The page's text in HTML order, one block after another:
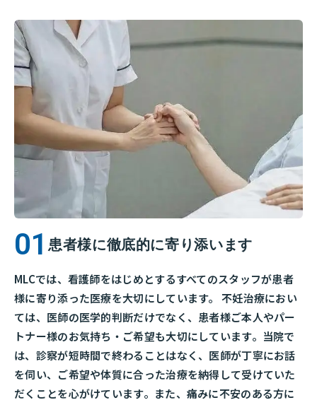
患者様に徹底的に寄り添います
MLCでは、看護師をはじめとするすべてのスタッフが患者
様に寄り添った医療を大切にしています。 不妊治療におい
ては、医師の医学的判断だけでなく、患者様ご本人やパー
トナー様のお気持ち・ご希望も大切にしています。当院で
は、診察が短時間で終わることはなく、医師が丁寧にお話
を伺い、ご希望や体質に合った治療を納得して受けていた
だくことを心がけています。また、痛みに不安のある方に